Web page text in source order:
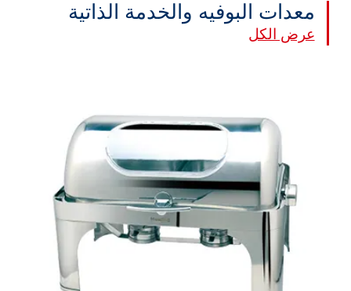
معدات البوفيه والخدمة الذاتية
عرض الكل